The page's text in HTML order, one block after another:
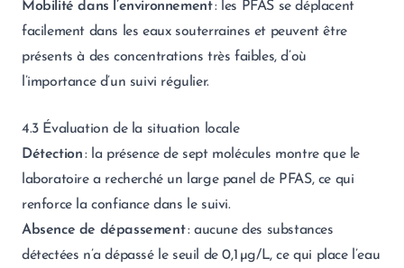
Mobilité dans l’environnement: les PFAS se déplacent
facilement dans les eaux souterraines et peuvent être
présents à des concentrations très faibles, d’où
l’importance d’un suivi régulier.
4.3 Évaluation de la situation locale
Détection: la présence de sept molécules montre que le
laboratoire a recherché un large panel de PFAS, ce qui
renforce la confiance dans le suivi.
Absence de dépassement: aucune des substances
détectées n’a dépassé le seuil de 0,1 µg/L, ce qui place l’eau